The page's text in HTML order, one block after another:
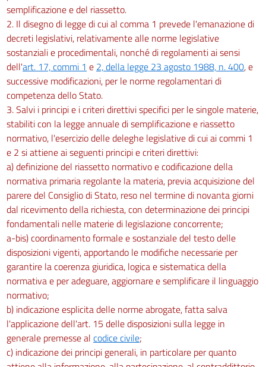
semplificazione e del riassetto.
2. Il disegno di legge di cui al comma 1 prevede l'emanazione di
decreti legislativi, relativamente alle norme legislative
sostanziali e procedimentali, nonché di regolamenti ai sensi
dell'art. 17, commi 1 e 2, della legge 23 agosto 1988, n. 400, e
successive modificazioni, per le norme regolamentari di
competenza dello Stato.
3. Salvi i principi e i criteri direttivi specifici per le singole materie,
stabiliti con la legge annuale di semplificazione e riassetto
normativo, l'esercizio delle deleghe legislative di cui ai commi 1
e 2 si attiene ai seguenti principi e criteri direttivi:
a) definizione del riassetto normativo e codificazione della
normativa primaria regolante la materia, previa acquisizione del
parere del Consiglio di Stato, reso nel termine di novanta giorni
dal ricevimento della richiesta, con determinazione dei principi
fondamentali nelle materie di legislazione concorrente;
a-bis) coordinamento formale e sostanziale del testo delle
disposizioni vigenti, apportando le modifiche necessarie per
garantire la coerenza giuridica, logica e sistematica della
normativa e per adeguare, aggiornare e semplificare il linguaggio
normativo;
b) indicazione esplicita delle norme abrogate, fatta salva
l'applicazione dell'art. 15 delle disposizioni sulla legge in
generale premesse al codice civile;
c) indicazione dei principi generali, in particolare per quanto